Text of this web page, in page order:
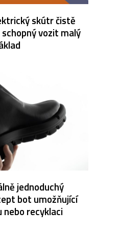
skútr čistě
vozit malý
jednoduchý
bot umožňující
nebo recyklaci